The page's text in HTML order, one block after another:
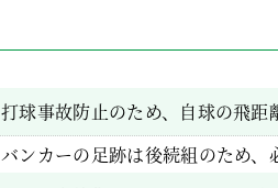
打球事故防止のため、自球の飛距
バンカーの足跡は後続組のため、